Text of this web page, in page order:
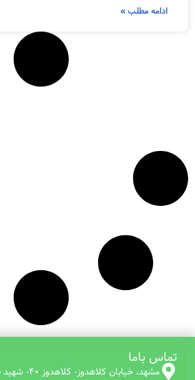
ادامه مطلب »
تماس باما
مشهد، خیابان کلاهدوز- کلاهدوز 40- شهید بخشی 1- پلاک 9- واحد 3